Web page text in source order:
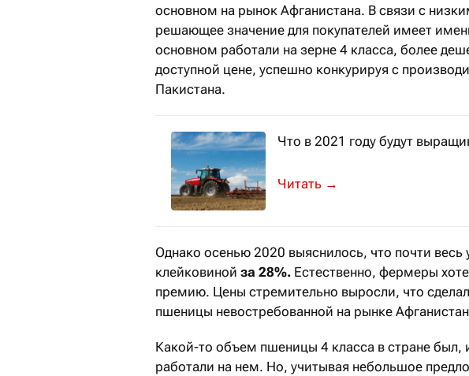
основном на рынок Афганистана. В связи с
решающее значение для покупателей имеет
основном работали на зерне 4 класса, более
доступной цене, успешно конкурируя с
Пакистана.
Что в 2021 году будут
Посевные площади под
→
Однако осенью 2020 выяснилось, что почти
клейковиной за 28%. Естественно, фермеры
премию. Цены стремительно выросли, что
пшеницы невостребованной на рынке
Какой-то объем пшеницы 4 класса в стране был,
работали на нем. Но, учитывая небольшое